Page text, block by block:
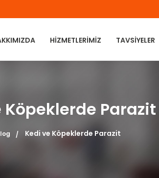
HIZMETLERIMIZ TAVSIYELER
Köpeklerde Parazit
Kedi ve Köpeklerde Parazit